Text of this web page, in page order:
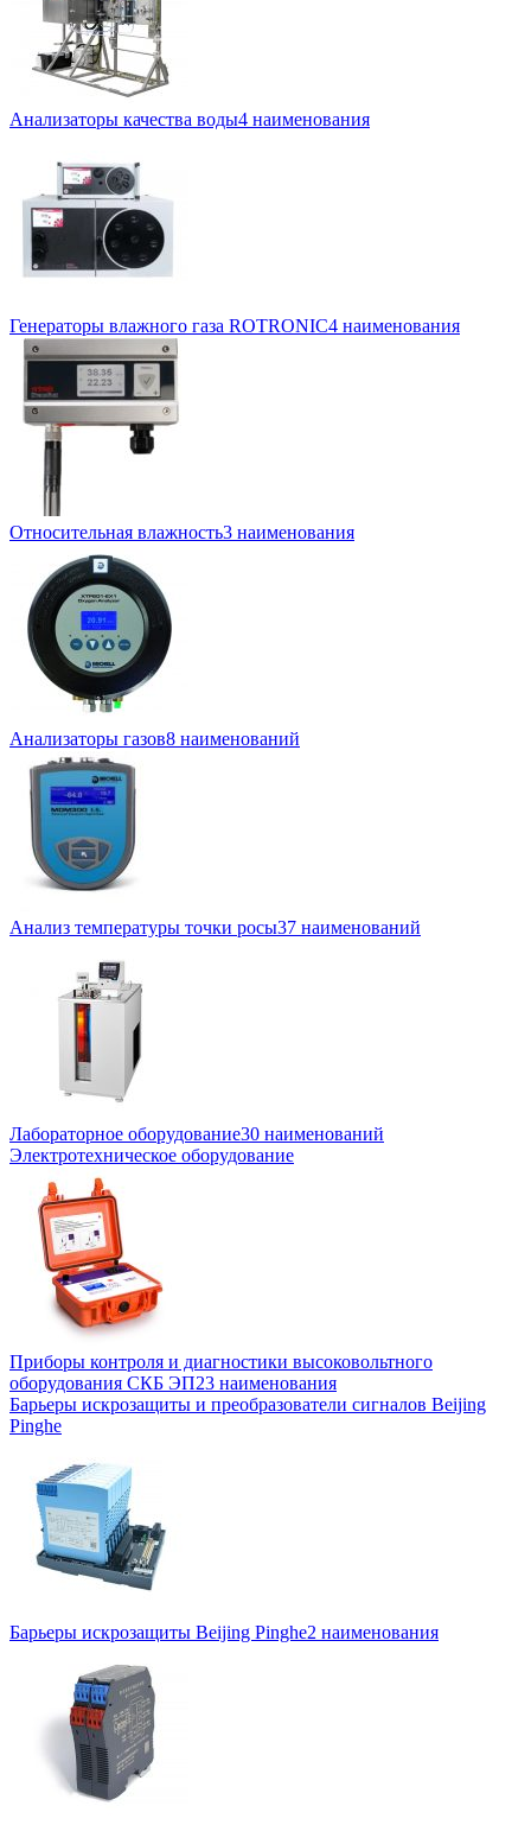
Анализаторы качества воды4 наименования
Генераторы влажного газа ROTRONIC4 наименования
Относительная влажность3 наименования
Анализаторы газов8 наименований
Анализ температуры точки росы37 наименований
Лабораторное оборудование30 наименований
Электротехническое оборудование
Приборы контроля и диагностики высоковольтного
оборудования СКБ ЭП23 наименования
Барьеры искрозащиты и преобразователи сигналов Beijing
Pinghe
Барьеры искрозащиты Beijing Pinghe2 наименования